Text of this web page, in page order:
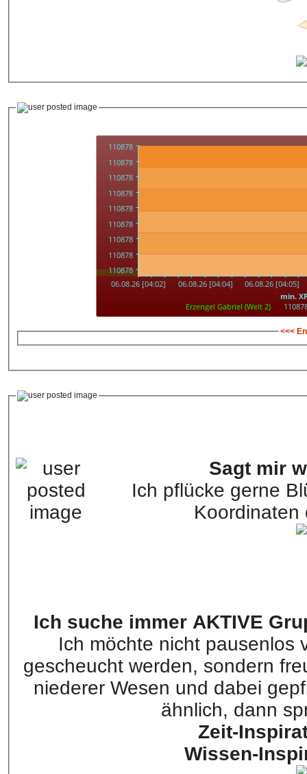
<<<
Sagt mir
Ich pflücke gerne
Koordinaten
Ich suche immer AKTIVE
Ich möchte nicht pausenlos
gescheucht werden, sondern
niederer Wesen und dabei
ähnlich, dann
Zeit-
Wissen-